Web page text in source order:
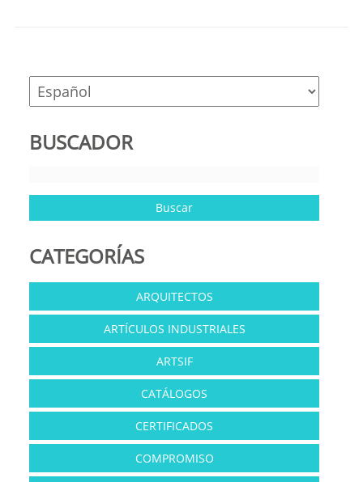
BUSCADOR
CATEGORÍAS
ARQUITECTOS
ARTÍCULOS INDUSTRIALES
ARTSIF
CATÁLOGOS
CERTIFICADOS
COMPROMISO